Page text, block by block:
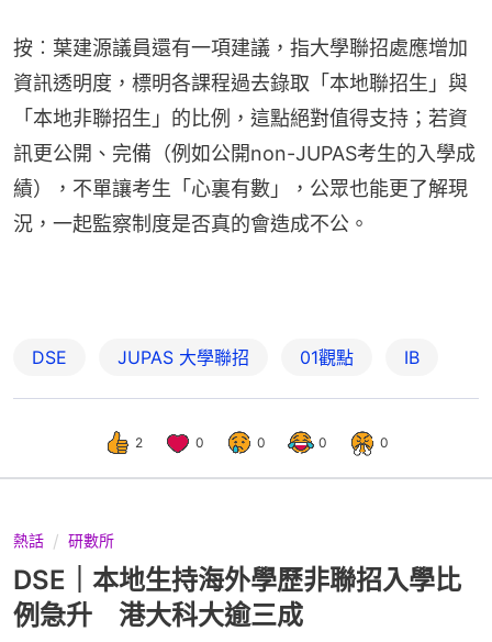
按︰葉建源議員還有一項建議，指大學聯招處應增加
資訊透明度，標明各課程過去錄取「本地聯招生」與
「本地非聯招生」的比例，這點絕對值得支持；若資
訊更公開、完備（例如公開non-JUPAS考生的入學成
績），不單讓考生「心裏有數」，公眾也能更了解現
況，一起監察制度是否真的會造成不公。
DSE JUPAS 大學聯招 01觀點 IB
2 0 0 0 0
熱話 研數所
DSE｜本地生持海外學歷非聯招入學比
例急升 港大科大逾三成